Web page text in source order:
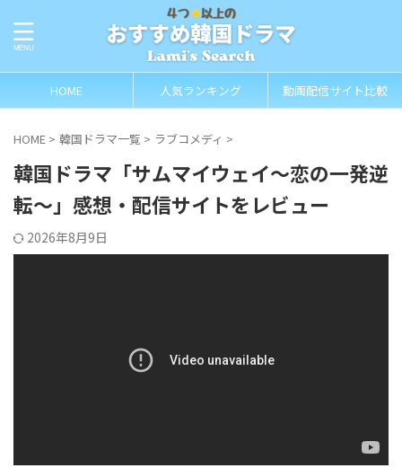
HOME 人気ランキング 動画配信サイト比較
HOME > 韓国ドラマ一覧 > ラブコメディ >
韓国ドラマ「サムマイウェイ～恋の一発逆
転～」感想・配信サイトをレビュー
2026年8月9日